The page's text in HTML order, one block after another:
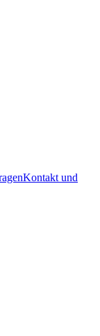
Kontakt und